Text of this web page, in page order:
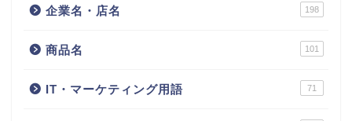
企業名・店名 198
商品名 101
IT・マーケティング用語 71